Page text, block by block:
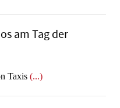
am Tag der
Taxis (...)